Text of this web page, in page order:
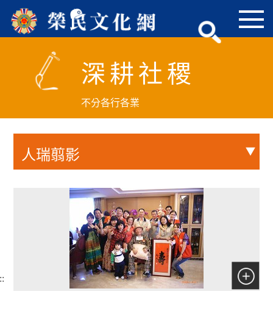
主
深耕社稷
不分各行各業
人瑞翦影